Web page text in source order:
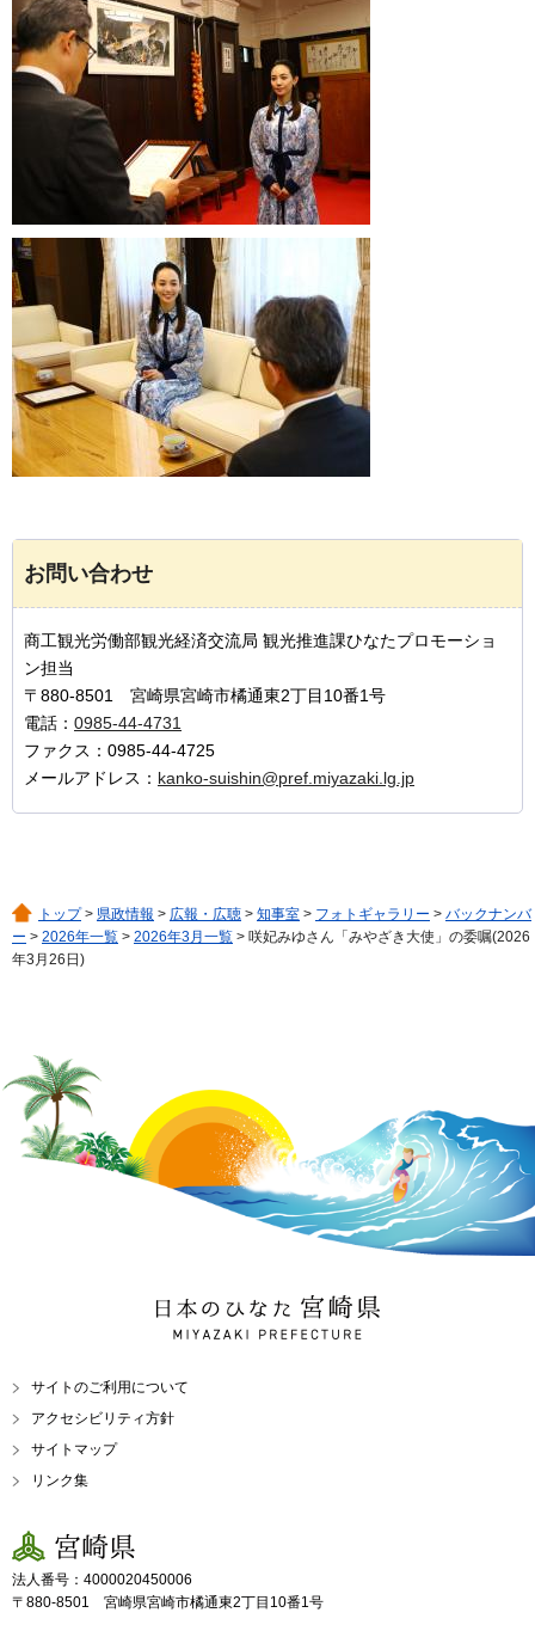
お問い合わせ
商工観光労働部観光経済交流局 観光推進課ひなたプロモーショ
ン担当
〒880-8501 宮崎県宮崎市橘通東2丁目10番1号
電話： 0985-44-4731
ファクス：0985-44-4725
メールアドレス： kanko-suishin@pref.miyazaki.lg.jp
トップ> 県政情報 > 広報・広聴 > 知事室 > フォトギャラリー > バックナンバ
ー > 2026年一覧 > 2026年3月一覧 > 咲妃みゆさん「みやざき大使」の委嘱(2026
年3月26日)
日本のひなた 宮崎県
MIYAZAKI PREFECTURE
サイトのご利用について
アクセシビリティ方針
サイトマップ
リンク集
宮崎県
法人番号：4000020450006
〒880-8501 宮崎県宮崎市橘通東2丁目10番1号